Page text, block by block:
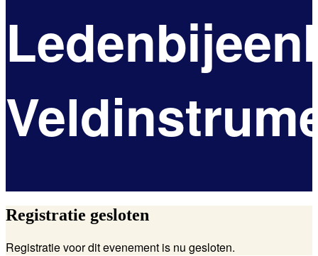
Registratie gesloten
Registratie voor dit evenement is nu gesloten.